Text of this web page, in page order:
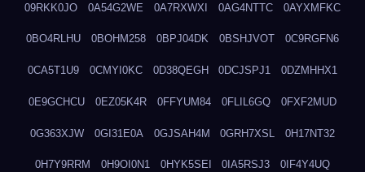
09RKK0JO 0A54G2WE 0A7RXWXI 0AG4NTTC 0AYXMFKC
0BO4RLHU 0BOHM258 0BPJ04DK 0BSHJVOT 0C9RGFN6
0CA5T1U9 0CMYI0KC 0D38QEGH 0DCJSPJ1 0DZMHHX1
0E9GCHCU 0EZ05K4R 0FFYUM84 0FLIL6GQ 0FXF2MUD
0G363XJW 0GI31E0A 0GJSAH4M 0GRH7XSL 0H17NT32
0H7Y9RRM 0H9OI0N1 0HYK5SEI 0IA5RSJ3 0IF4Y4UQ